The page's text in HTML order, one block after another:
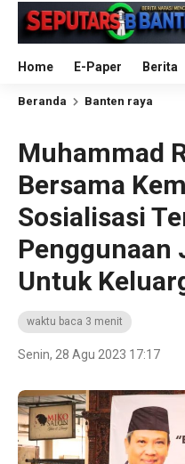
Home E-Paper Berita
Beranda Banten raya
Muhammad
Bersama
Sosialisasi
Penggunaan
Untuk
waktu baca 3 menit
Senin, 28 Agu 2023 17:17